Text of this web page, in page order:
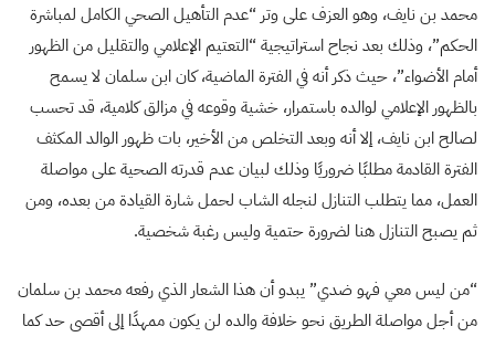
محمد بن نايف، وهو العزف على وتر “عدم التأهيل الصحي الكامل لمباشرة
الحكم”، وذلك بعد نجاح استراتيجية “التعتيم الإعلامي والتقليل من الظهور
أمام الأضواء”، حيث ذكر أنه في الفترة الماضية، كان ابن سلمان لا يسمح
بالظهور الإعلامي لوالده باستمرار، خشية وقوعه في مزالق كلامية، قد تحسب
لصالح ابن نايف، إلا أنه وبعد التخلص من الأخير، بات ظهور الوالد المكثف
الفترة القادمة مطلبًا ضروريًا وذلك لبيان عدم قدرته الصحية على مواصلة
العمل، مما يتطلب التنازل لنجله الشاب لحمل شارة القيادة من بعده، ومن
ثم يصبح التنازل هنا لضرورة حتمية وليس رغبة شخصية.
“من ليس معي فهو ضدي” يبدو أن هذا الشعار الذي رفعه محمد بن سلمان
من أجل مواصلة الطريق نحو خلافة والده لن يكون ممهدًا إلى أقصى حد كما